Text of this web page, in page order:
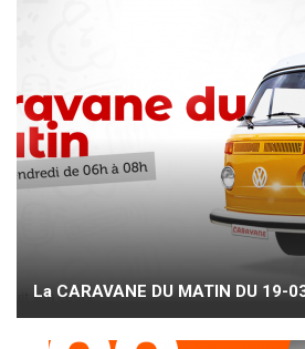
La CARAVANE DU MATIN DU 19-